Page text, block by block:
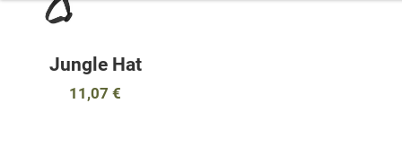
Jungle Hat
11,07 €